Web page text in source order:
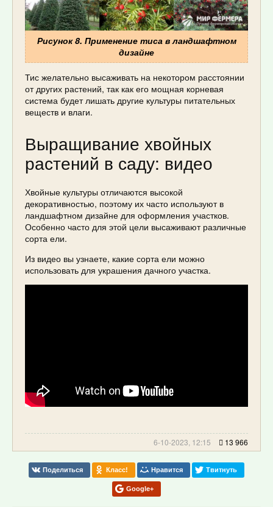
Рисунок 8. Применение тиса в ландшафтном
дизайне
Тис желательно высаживать на некотором расстоянии
от других растений, так как его мощная корневая
система будет лишать другие культуры питательных
веществ и влаги.
Выращивание хвойных
растений в саду: видео
Хвойные культуры отличаются высокой
декоративностью, поэтому их часто используют в
ландшафтном дизайне для оформления участков.
Особенно часто для этой цели высаживают различные
сорта ели.
Из видео вы узнаете, какие сорта ели можно
использовать для украшения дачного участка.
6-10-2023, 12:15 13 966
Поделиться Класс! Нравится Твитнуть
Google+